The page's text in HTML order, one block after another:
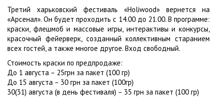
Третий харьковский фестиваль «Holiwood» вернется на
«Арсенал». Он будет проходить с 14.00 до 21.00. В программе:
краски, флешмоб и массовые игры, интерактивы и конкурсы,
красочный фейерверк, созданный коллективным старанием
всех гостей, а также многое другое. Вход свободный.
Стоимость краски по предпродаже:
До 1 августа – 25грн за пакет (100 гр)
До 15 августа – 30 грн за пакет (100гр)
30(31) августа (в день фестиваля) – 35 грн за пакет (100 гр)